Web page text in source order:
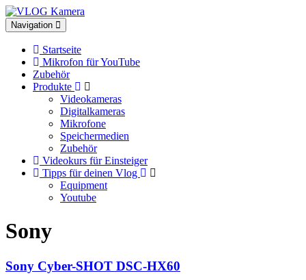
Toggle
navigation
Navigation
Startseite
Mikrofon für YouTube
Zubehör
Produkte
Videokameras
Digitalkameras
Mikrofone
Speichermedien
Zubehör
Videokurs für Einsteiger
Tipps für deinen Vlog
Equipment
Youtube
Sony
Sony Cyber-SHOT DSC-HX60